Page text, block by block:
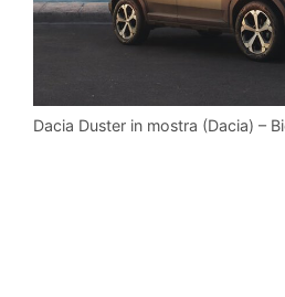
Dacia Duster in mostra (Dacia) –